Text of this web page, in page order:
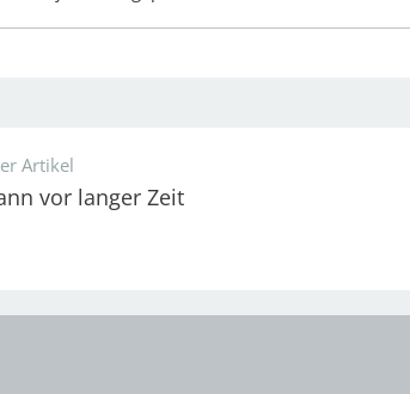
Artikel
vor langer Zeit